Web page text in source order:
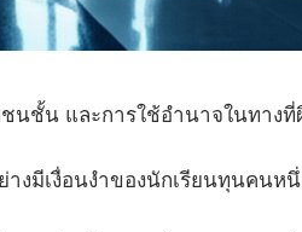
นชั้น และการใช้อำนาจในทาง
างมีเงื่อนงำของนักเรียนทุนคน